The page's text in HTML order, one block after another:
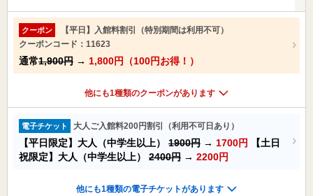
クーポン
【平日】入館料割引（特別期間は利用不可）
クーポンコード：11623
通常1,900円 → 1,800円（100円お得！）
他にも1種類のクーポンがあります
電子チケット 大人ご入館料200円割引（利用不可日あり）
【平日限定】大人（中学生以上） 1900円 → 1700円
【土日
祝限定】大人（中学生以上） 2400円 → 2200円
他にも1種類の電子チケットがあります